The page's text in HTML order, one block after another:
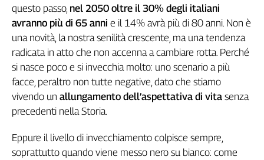
Caaf
Speciali
G8
di
Genova,
sangue
della
120
anni
questo passo, nel 2050 oltre il 30% degli italiani
avranno più di 65 anni e il 14% avrà più di 80 anni. Non è
una novità, la nostra senilità crescente, ma una tendenza
radicata in atto che non accenna a cambiare rotta. Perché
si nasce poco e si invecchia molto: uno scenario a più
facce, peraltro non tutte negative, dato che stiamo
vivendo un allungamento dell’aspettativa di vita senza
precedenti nella Storia.
Eppure il livello di invecchiamento colpisce sempre,
soprattutto quando viene messo nero su bianco: come